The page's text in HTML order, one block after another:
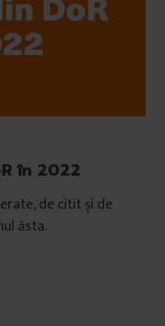
în 2022
de citit și de
ăsta.